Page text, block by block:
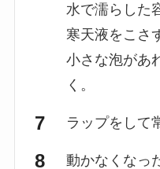
水で濡らした
寒天液をこさ
小さな泡があ
く。
ラップをして
動かなくなっ